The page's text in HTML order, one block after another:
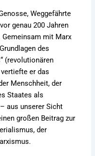
Weggefährte
genau 200 Jahren
Gemeinsam mit Marx
des
(revolutionären
er das
Menschheit, der
Staates als
aus unserer Sicht
großen Beitrag zur
der